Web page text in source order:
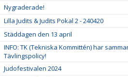
Nygraderade!
Lilla Judits & Judits Pokal 2 - 240420
Städdagen den 13 april
INFO: TK (Tekniska Kommittén) har
Tävlingspolicy!
Judofestivalen 2024